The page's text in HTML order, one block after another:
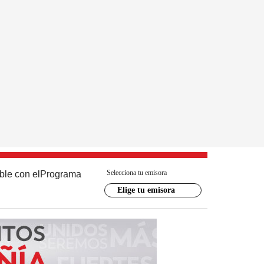
con el Programa Selecciona tu emisora
Elige tu emisora